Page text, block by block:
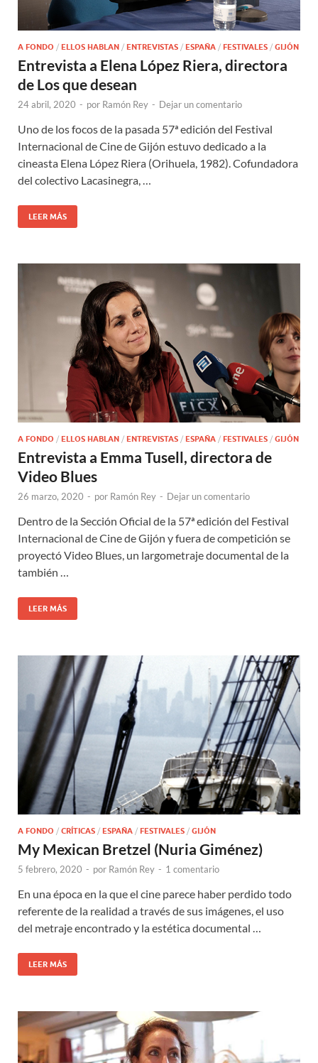
A FONDO / ELLOS HABLAN / ENTREVISTAS / ESPAÑA / FESTIVALES / GIJÓN
Entrevista a Elena López Riera, directora
de Los que desean
24 abril, 2020 - por Ramón Rey - Dejar un comentario
Uno de los focos de la pasada 57ª edición del Festival
Internacional de Cine de Gijón estuvo dedicado a la
cineasta Elena López Riera (Orihuela, 1982). Cofundadora
del colectivo Lacasinegra, …
LEER MÁS
A FONDO / ELLOS HABLAN / ENTREVISTAS / ESPAÑA / FESTIVALES / GIJÓN
Entrevista a Emma Tusell, directora de
Video Blues
26 marzo, 2020 - por Ramón Rey - Dejar un comentario
Dentro de la Sección Oficial de la 57ª edición del Festival
Internacional de Cine de Gijón y fuera de competición se
proyectó Video Blues, un largometraje documental de la
también …
LEER MÁS
A FONDO / CRÍTICAS / ESPAÑA / FESTIVALES / GIJÓN
My Mexican Bretzel (Nuria Giménez)
5 febrero, 2020 - por Ramón Rey - 1 comentario
En una época en la que el cine parece haber perdido todo
referente de la realidad a través de sus imágenes, el uso
del metraje encontrado y la estética documental …
LEER MÁS